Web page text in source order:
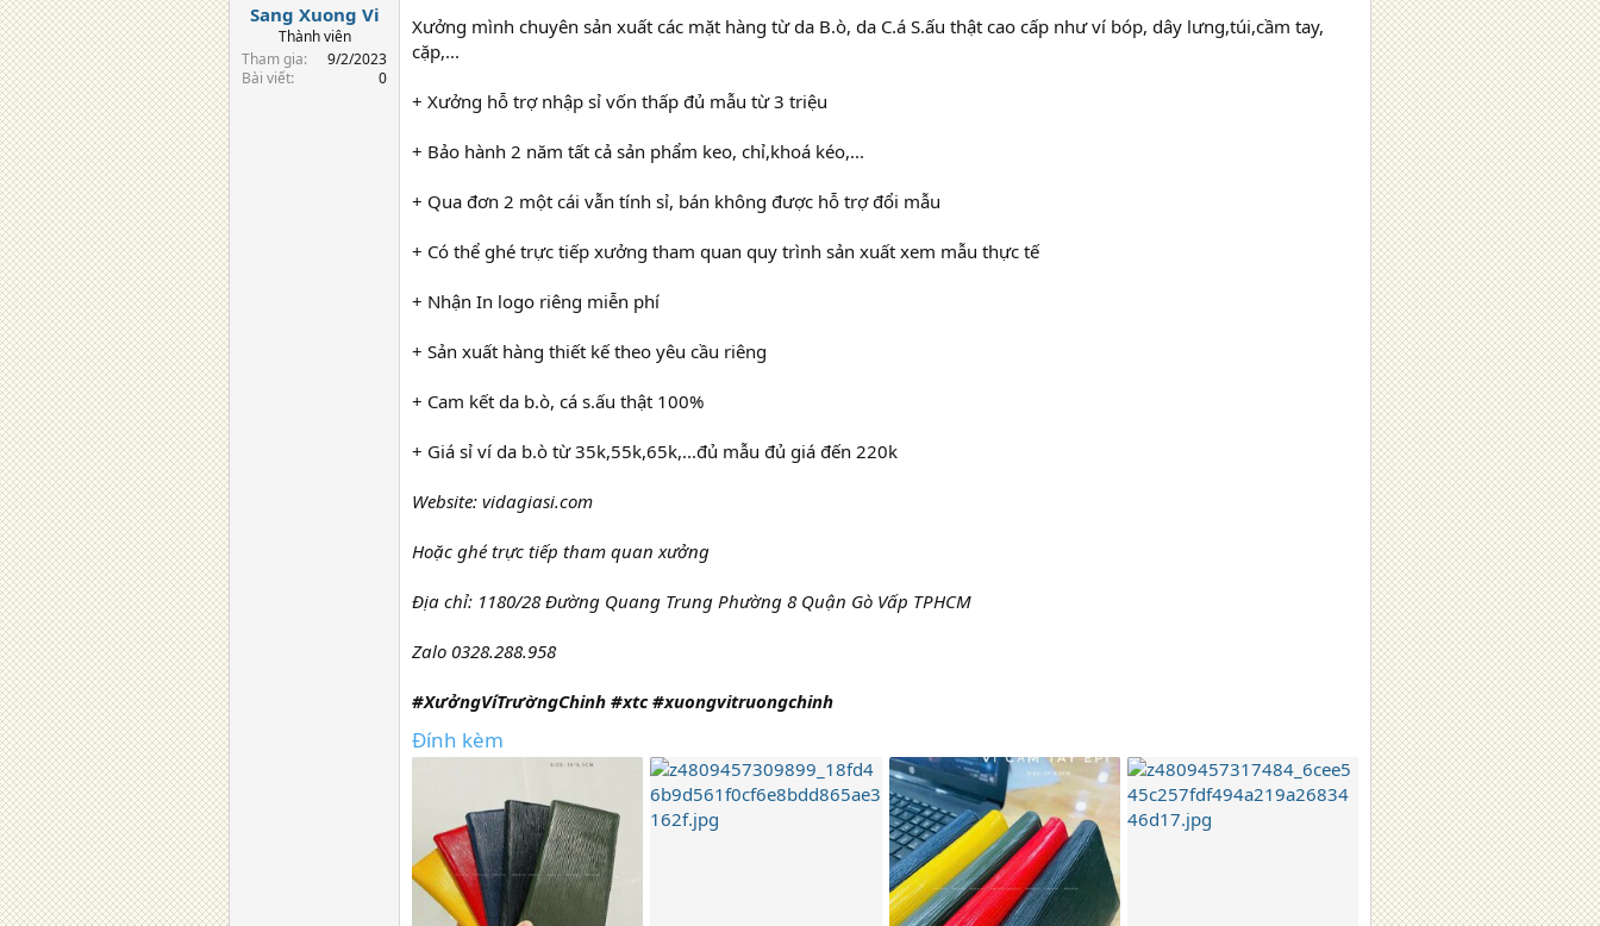
Sang Xuong Vi
Thành viên
Tham gia
9/2/2023
Bài viết
0
Xưởng mình chuyên sản xuất các mặt hàng từ da B.ò, da C.á S.ấu thật cao cấp như ví bóp, dây lưng,túi,cầm tay,
cặp,...
+ Xưởng hỗ trợ nhập sỉ vốn thấp đủ mẫu từ 3 triệu
+ Bảo hành 2 năm tất cả sản phẩm keo, chỉ,khoá kéo,...
+ Qua đơn 2 một cái vẫn tính sỉ, bán không được hỗ trợ đổi mẫu
+ Có thể ghé trực tiếp xưởng tham quan quy trình sản xuất xem mẫu thực tế
+ Nhận In logo riêng miễn phí
+ Sản xuất hàng thiết kế theo yêu cầu riêng
+ Cam kết da b.ò, cá s.ấu thật 100%
+ Giá sỉ ví da b.ò từ 35k,55k,65k,...đủ mẫu đủ giá đến 220k
Website: vidagiasi.com
Hoặc ghé trực tiếp tham quan xưởng
Địa chỉ: 1180/28 Đường Quang Trung Phường 8 Quận Gò Vấp TPHCM
Zalo 0328.288.958
#XưởngVíTrườngChinh #xtc #xuongvitruongchinh
Đính kèm